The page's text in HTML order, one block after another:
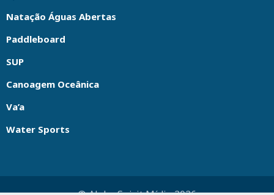
Natação Águas Abertas
Paddleboard
SUP
Canoagem Oceânica
Va’a
Water Sports